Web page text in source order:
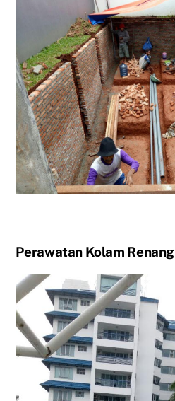
Perawatan Kolam Renang